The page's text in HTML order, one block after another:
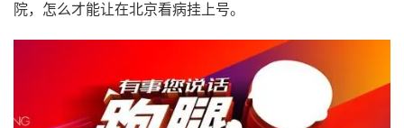
院，怎么才能让在北京看病挂上号。